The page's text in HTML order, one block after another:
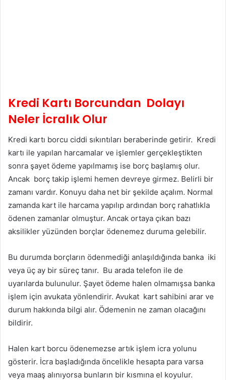
Kredi Kartı Borcundan Dolayı
Neler İcralık Olur
Kredi kartı borcu ciddi sıkıntıları beraberinde getirir. Kredi
kartı ile yapılan harcamalar ve işlemler gerçekleştikten
sonra şayet ödeme yapılmamış ise borç başlamış olur.
Ancak borç takip işlemi hemen devreye girmez. Belirli bir
zamanı vardır. Konuyu daha net bir şekilde açalım. Normal
zamanda kart ile harcama yapılıp ardından borç rahatlıkla
ödenen zamanlar olmuştur. Ancak ortaya çıkan bazı
aksilikler yüzünden borçlar ödenemez duruma gelebilir.
Bu durumda borçların ödenmediği anlaşıldığında banka iki
veya üç ay bir süreç tanır. Bu arada telefon ile de
uyarılarda bulunulur. Şayet ödeme halen olmamışsa banka
işlem için avukata yönlendirir. Avukat kart sahibini arar ve
durum hakkında bilgi alır. Ödemenin ne zaman olacağını
bildirir.
Halen kart borcu ödenemezse artık işlem icra yolunu
gösterir. İcra başladığında öncelikle hesapta para varsa
veya maaş alınıyorsa bunların bir kısmına el koyulur.